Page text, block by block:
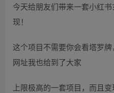
今天给朋友们带来一套小红
现！
这个项目不需要你会看塔罗
网址我也给到了大家
上限极高的一套项目，而且